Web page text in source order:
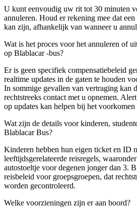
U kunt eenvoudig uw rit tot 30 minuten
annuleren. Houd er rekening mee dat
kan zijn, afhankelijk van wanneer u
Wat is het proces voor het annuleren of
op Blablacar -bus?
Er is geen specifiek compensatiebeleid
realtime updates in de gaten te houden
In sommige gevallen van vertraging kan
rechtstreeks contact met u opnemen.
op updates kan helpen bij het voorkomen
Wat zijn de details voor kinderen,
Blablacar Bus?
Kinderen hebben hun eigen ticket en ID
leeftijdsgerelateerde reisregels,
autostoeltje voor degenen jonger dan 3.
reisbeleid voor groepsgroepen, dat
worden gecontroleerd.
Welke voorzieningen zijn er aan boord?